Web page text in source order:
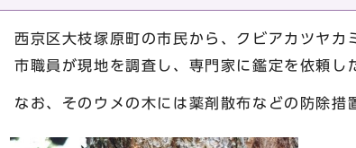
西京区大枝塚原町の市民から、クビアカツヤカ
市職員が現地を調査し、専門家に鑑定を依頼し
なお、そのウメの木には薬剤散布などの防除措